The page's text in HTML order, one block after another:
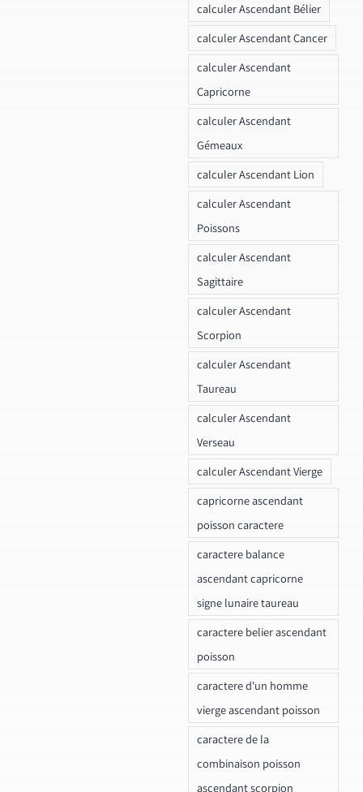
calculer Ascendant Bélier
calculer Ascendant Cancer
calculer Ascendant
Capricorne
calculer Ascendant
Gémeaux
calculer Ascendant Lion
calculer Ascendant
Poissons
calculer Ascendant
Sagittaire
calculer Ascendant
Scorpion
calculer Ascendant
Taureau
calculer Ascendant
Verseau
calculer Ascendant Vierge
capricorne ascendant
poisson caractere
caractere balance
ascendant capricorne
signe lunaire taureau
caractere belier ascendant
poisson
caractere d'un homme
vierge ascendant poisson
caractere de la
combinaison poisson
ascendant scorpion